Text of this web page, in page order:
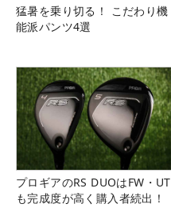
猛暑を乗り切る！ こだわり機
能派パンツ4選
プロギアのRS DUOはFW・UT
も完成度が高く購入者続出！